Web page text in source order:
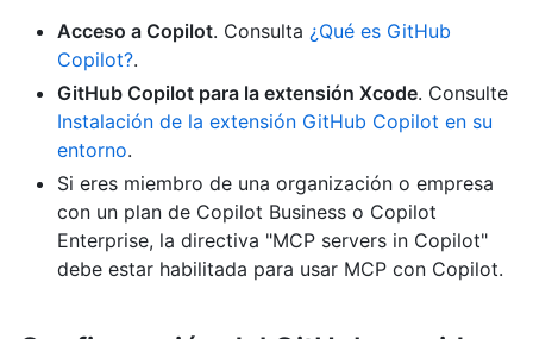
Acceso a Copilot. Consulta ¿Qué es GitHub
Copilot?.
GitHub Copilot para la extensión Xcode. Consulte
Instalación de la extensión GitHub Copilot en su
entorno.
Si eres miembro de una organización o empresa
con un plan de Copilot Business o Copilot
Enterprise, la directiva "MCP servers in Copilot"
debe estar habilitada para usar MCP con Copilot.